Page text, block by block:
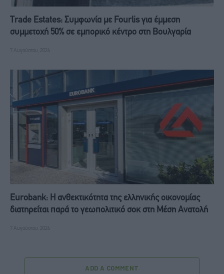
Trade Estates: Συμφωνία με Fourlis για έμμεση
συμμετοχή 50% σε εμπορικό κέντρο στη Βουλγαρία
7 Αυγούστου, 2026
Eurobank: Η ανθεκτικότητα της ελληνικής οικονομίας
διατηρείται παρά το γεωπολιτικό σοκ στη Μέση Ανατολή
7 Αυγούστου, 2026
ADD A COMMENT